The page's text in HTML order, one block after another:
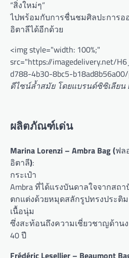
“สิ่งใหม่ๆ”
ไปพร้อมกับการชื่นชมศิลปะการอ
อิตาลีได้อีกด้วย
<img style="width: 100%;"
src="https://imagedelivery.net/
d788-4b30-8bc5-
ดีไซน์ล้ำสมัย โดยแบรนด์ซิซิเลียน
ผลิตภัณฑ์เด่น
Marina Lorenzi – Ambra Bag (ฟล
อิตาลี):
กระเป๋า
Ambra ที่ได้แรงบันดาลใจจากสถ
ตกแต่งด้วยหมุดสลักรูปทรงประติ
เนื้อนุ่ม
ซึ่งสะท้อนถึงความเชี่ยวชาญด้าน
40 ปี
Frédéric Lesellier – Beaumont